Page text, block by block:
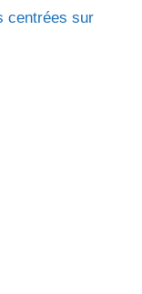
centrées sur